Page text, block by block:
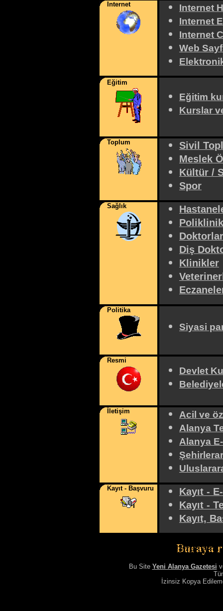
Internet
Internet
Internet
Internet
Web
Eğitim
Eğitim
Kurslar
Toplum
Sivil
Meslek
Kültür /
Spor
Sağlık
Doktorlar
Diş
Klinikler
Politika
Siyasi
Resmi
Devlet
İletişim
Acil ve
Alanya
Alanya
Kayıt - Başvuru
Kayıt -
Kayıt -
Kayıt,
Bu Site Yeni Alanya Gazetesi
İzinsiz Kopya